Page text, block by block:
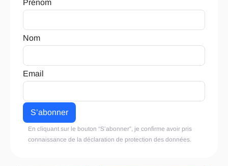
Prénom
Nom
Email
En cliquant sur le bouton “S’abonner”, je confirme avoir pris
connaissance de la déclaration de protection des données.